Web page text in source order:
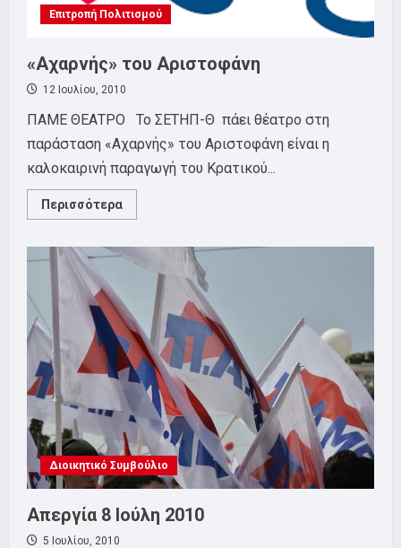
Επιτροπή Πολιτισμού
«Αχαρνής» του Αριστοφάνη
12 Ιουλίου, 2010
ΠΑΜΕ ΘΕΑΤΡΟ To ΣΕΤΗΠ-Θ πάει θέατρο στη
παράσταση «Αχαρνής» του Αριστοφάνη είναι η
καλοκαιρινή παραγωγή του Κρατικού...
Περισσότερα
more
Αριστοφάνη
Διοικητικό Συμβούλιο
Απεργία 8 Ιούλη 2010
5 Ιουλίου, 2010